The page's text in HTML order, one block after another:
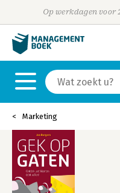
Op werkdagen voor
Marketing